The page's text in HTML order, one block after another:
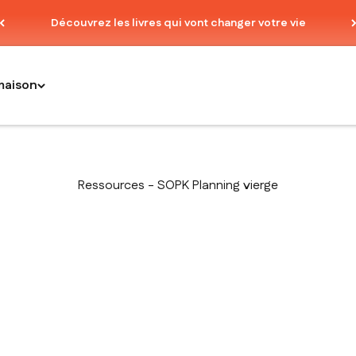
Découvrez les livres qui vont changer votre vie
Ressources - SOPK Planning vierge